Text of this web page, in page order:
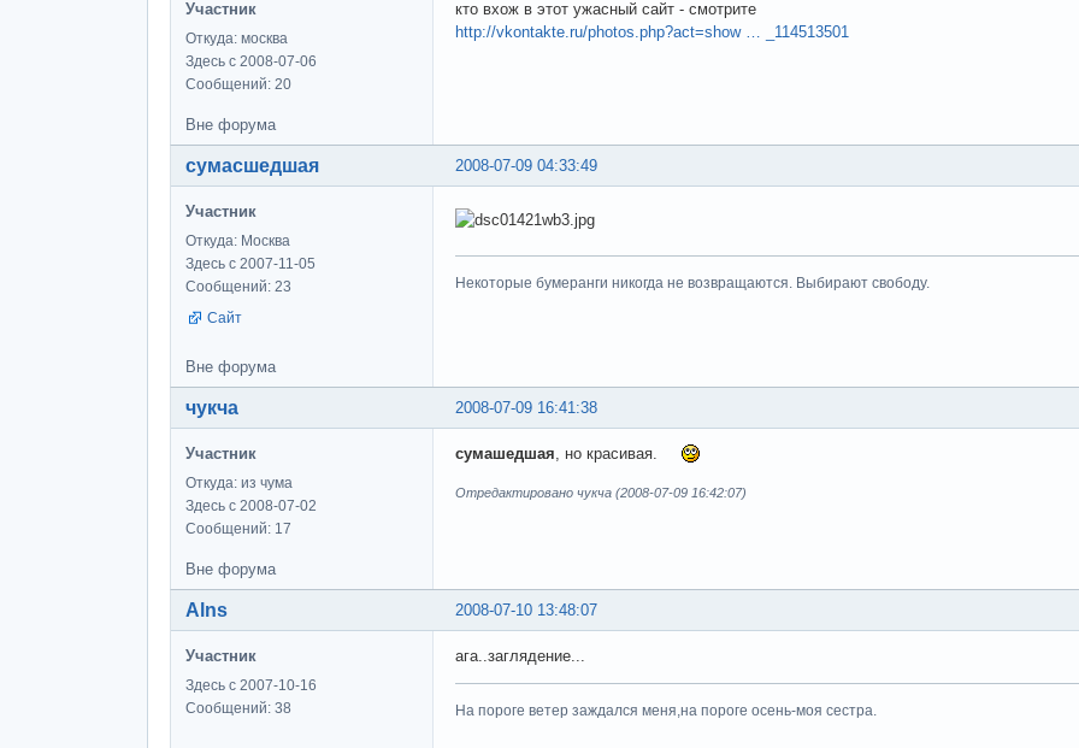
Участник
Откуда: москва
Здесь с 2008-07-06
Сообщений: 20
кто вхож в этот ужасный сайт - смотрите
http://vkontakte.ru/photos.php?act=show … _114513501
Вне форума
2008-07-09 04:33:49
сумасшедшая
Участник
Откуда: Москва
Здесь с 2007-11-05
Сообщений: 23
Сайт
Некоторые бумеранги никогда не возвращаются. Выбирают свободу.
Вне форума
2008-07-09 16:41:38
чукча
Участник
Откуда: из чума
Здесь с 2008-07-02
Сообщений: 17
сумашедшая , но красивая.
Отредактировано чукча (2008-07-09 16:42:07)
Вне форума
2008-07-10 13:48:07
Alns
Участник
Здесь с 2007-10-16
Сообщений: 38
ага..заглядение...
На пороге ветер заждался меня,на пороге осень-моя сестра.